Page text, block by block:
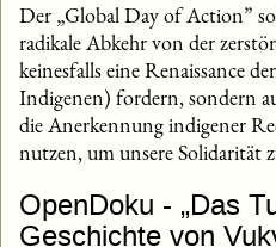
Der „Global Day of Action”
radikale Abkehr von der
keinesfalls eine Renaissance
Indigenen) fordern, sondern
die Anerkennung indigener
nutzen, um unsere Solidarität
OpenDoku - „Das
Geschichte von